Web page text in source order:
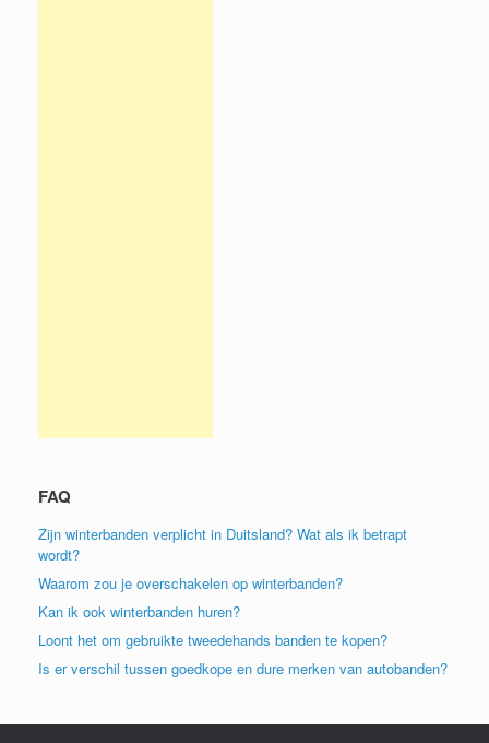
FAQ
Zijn winterbanden verplicht in Duitsland? Wat als ik betrapt
wordt?
Waarom zou je overschakelen op winterbanden?
Kan ik ook winterbanden huren?
Loont het om gebruikte tweedehands banden te kopen?
Is er verschil tussen goedkope en dure merken van autobanden?